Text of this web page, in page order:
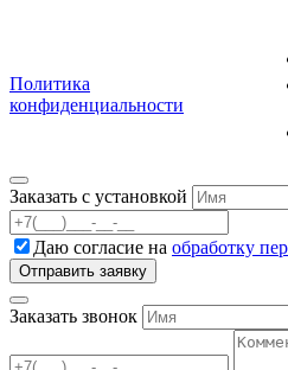
Политика
конфиденциальности
Заказать с установкой
Даю согласие на обработку
Заказать звонок